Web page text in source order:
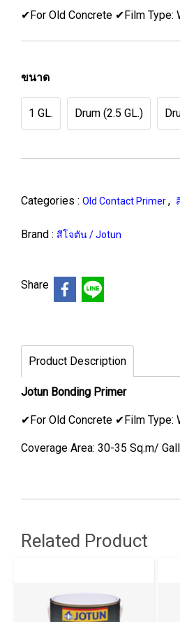
✔For Old Concrete ✔Film Type:
ขนาด
1 GL. Drum (2.5 GL.)
Categories : Old Contact Primer,
Brand : สีโจตัน / Jotun
Share
Product Description
Jotun Bonding Primer
✔For Old Concrete ✔Film Type:
Coverage Area: 30-35 Sq.m/
Related Product